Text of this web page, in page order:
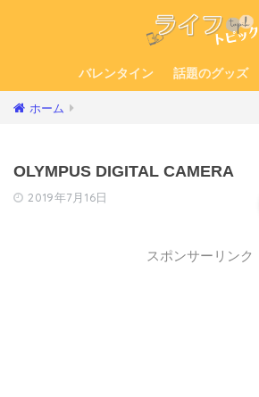
バレンタイン 話題のグッズ
ホーム
OLYMPUS DIGITAL CAMERA
2019年7月16日
スポンサーリンク